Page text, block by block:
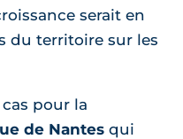
serait en
du territoire sur les
pour la
de Nantes qui